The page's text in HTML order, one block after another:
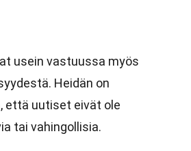
usein vastuussa myös
Heidän on
että uutiset eivät ole
tai vahingollisia.